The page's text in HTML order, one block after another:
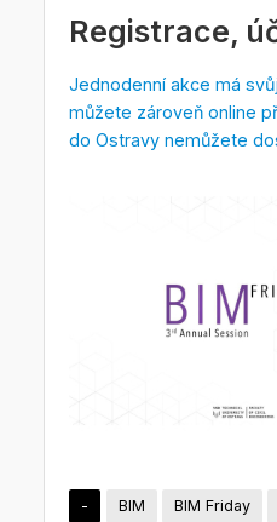
Registrace,
Jednodenní akce má
můžete zároveň online
do Ostravy nemůžete
- BIM BIM Friday